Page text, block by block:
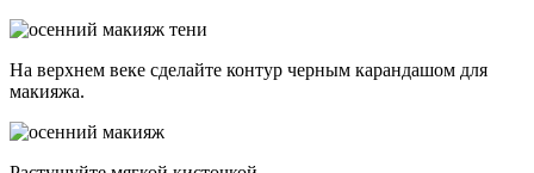
На верхнем веке сделайте контур черным карандашом для
макияжа.